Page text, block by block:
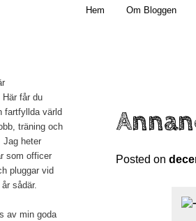
och märkbart obekväm
Hem Om Bloggen
Posted on
Här får du
fartfyllda värld
träning och
Jag heter
som officer
pluggar vid
sådär.
av min goda